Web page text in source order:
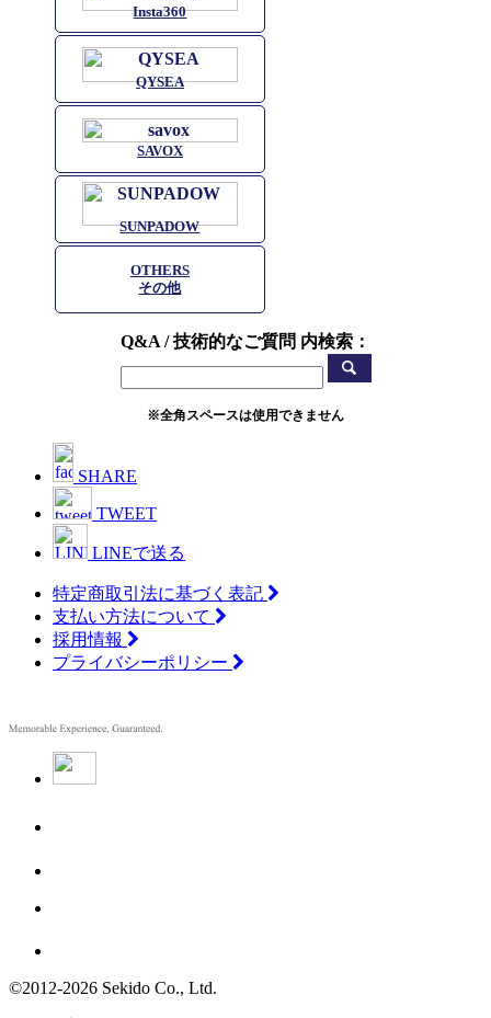
Insta360
QYSEA
SAVOX
SUNPADOW
OTHERS
その他
Q&A / 技術的なご質問 内検索：
※全角スペースは使用できません
SHARE
TWEET
LINEで送る
特定商取引法に基づく表記
支払い方法について
採用情報
プライバシーポリシー
©2012-2026 Sekido Co., Ltd.